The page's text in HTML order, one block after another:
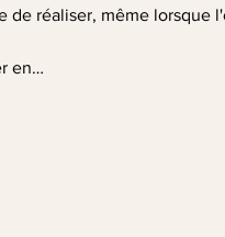
de réaliser, même lorsque
en…